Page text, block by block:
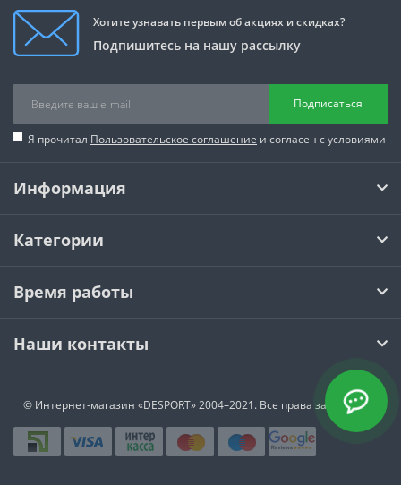
Хотите узнавать первым об акциях и скидках?
Подпишитесь на нашу рассылку
Подписаться
Я прочитал Пользовательское соглашение и согласен с условиями
Информация
Категории
Время работы
Наши контакты
© Интернет-магазин «DESPORT»2004–2021. Все права защищены.